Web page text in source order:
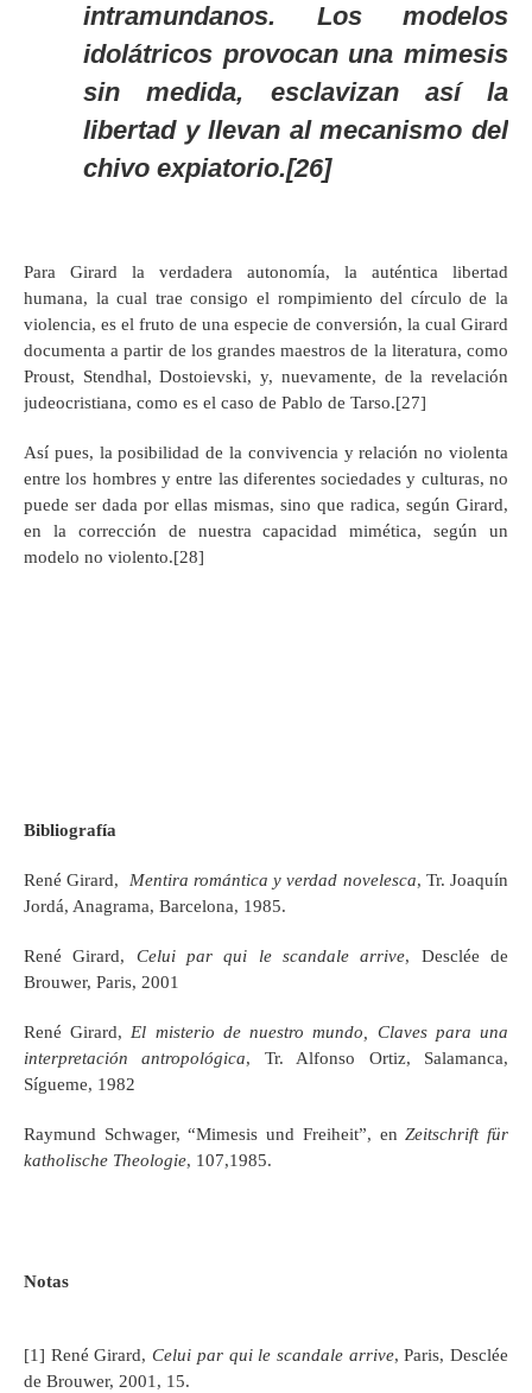
intramundanos. Los modelos
idolátricos provocan una mimesis
sin medida, esclavizan así la
libertad y llevan al mecanismo del
chivo expiatorio.[26]
Para Girard la verdadera autonomía, la auténtica libertad
humana, la cual trae consigo el rompimiento del círculo de la
violencia, es el fruto de una especie de conversión, la cual Girard
documenta a partir de los grandes maestros de la literatura, como
Proust, Stendhal, Dostoievski, y, nuevamente, de la revelación
judeocristiana, como es el caso de Pablo de Tarso.[27]
Así pues, la posibilidad de la convivencia y relación no violenta
entre los hombres y entre las diferentes sociedades y culturas, no
puede ser dada por ellas mismas, sino que radica, según Girard,
en la corrección de nuestra capacidad mimética, según un
modelo no violento.[28]
Bibliografía
René Girard, Mentira romántica y verdad novelesca, Tr. Joaquín
Jordá, Anagrama, Barcelona, 1985.
René Girard, Celui par qui le scandale arrive, Desclée de
Brouwer, Paris, 2001
René Girard,El misterio de nuestro mundo, Claves para una
interpretación antropológica, Tr. Alfonso Ortiz, Salamanca,
Sígueme, 1982
Raymund Schwager, “Mimesis und Freiheit”, enZeitschrift für
katholische Theologie, 107,1985.
Notas
[1] René Girard,Celui par qui le scandale arrive, Paris, Desclée
de Brouwer, 2001, 15.